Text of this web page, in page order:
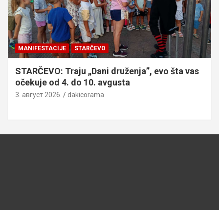
MANIFESTACIJE STARČEVO
STARČEVO: Traju „Dani druženja”, evo šta vas
očekuje od 4. do 10. avgusta
3. август 2026. dakicorama